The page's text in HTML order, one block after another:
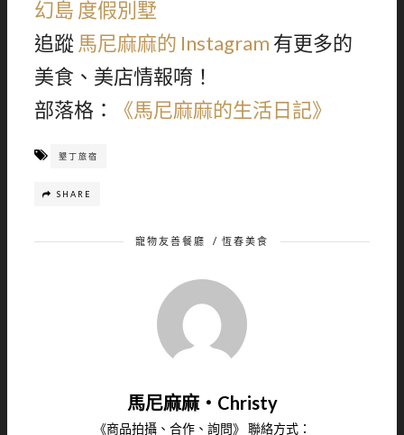
幻島 度假別墅
追蹤 馬尼麻麻的 Instagram 有更多的
美食、美店情報唷！
部落格：
《馬尼麻麻的生活日記》
墾丁旅宿
SHARE
寵物友善餐廳 / 恆春美食
馬尼麻麻‧Christy
《商品拍攝、合作、詢問》 聯絡方式：